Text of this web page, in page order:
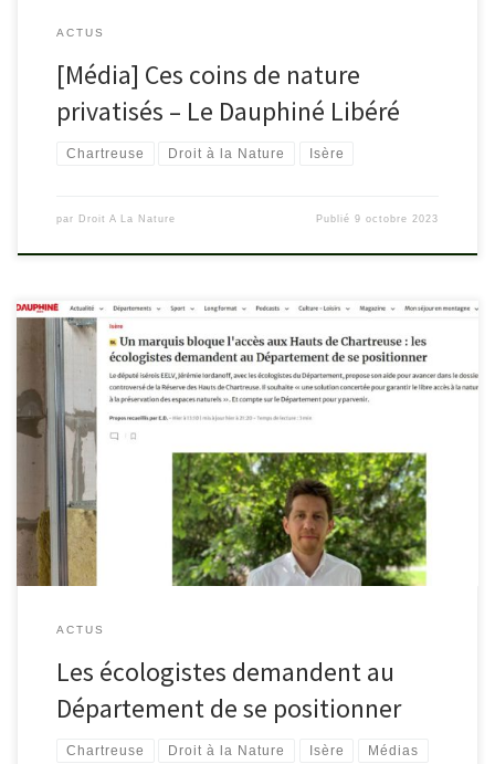
ACTUS
[Média] Ces coins de nature
privatisés – Le Dauphiné Libéré
Chartreuse Droit à la Nature Isère
par Droit A La Nature Publié9 octobre 2023
Voir l’article complet ICI
ACTUS
Les écologistes demandent au
Département de se positionner
Chartreuse Droit à la Nature Isère Médias